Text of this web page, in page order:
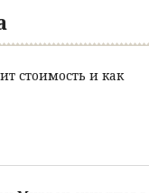
стоимость и как